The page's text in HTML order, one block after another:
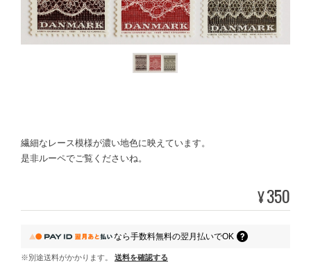
繊細なレース模様が濃い地色に映えています。
是非ルーペでご覧くださいね。
¥350
なら手数料無料の翌月払いでOK
※別途送料がかかります。
送料を確認する